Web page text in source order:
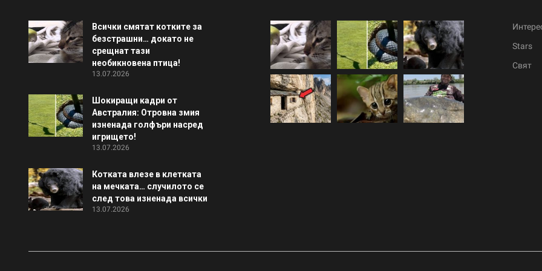
Всички смятат котките за
безстрашни… докато не
срещнат тази
необикновена птица!
13.07.2026
Шокиращи кадри от
Австралия: Отровна змия
изненада голфъри насред
игрището!
13.07.2026
Котката влезе в клетката
на мечката… случилото се
след това изненада всички
13.07.2026
Stars
Свят